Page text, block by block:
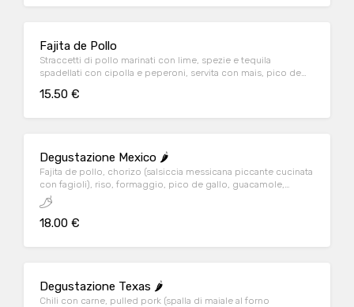
Fajita de Pollo
Straccetti di pollo marinati con lime, spezie e tequila
spadellati con cipolla e peperoni, servita con mais, pico de
15.50 €
Degustazione Mexico 🌶️
Fajita de pollo, chorizo (salsiccia messicana piccante cucinata
con fagioli), riso, formaggio, pico de gallo, guacamole,
tortillas, salse
18.00 €
Degustazione Texas 🌶️
Chili con carne, pulled pork (spalla di maiale al forno